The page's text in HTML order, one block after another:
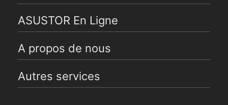
ASUSTOR En Ligne
A propos de nous
Autres services